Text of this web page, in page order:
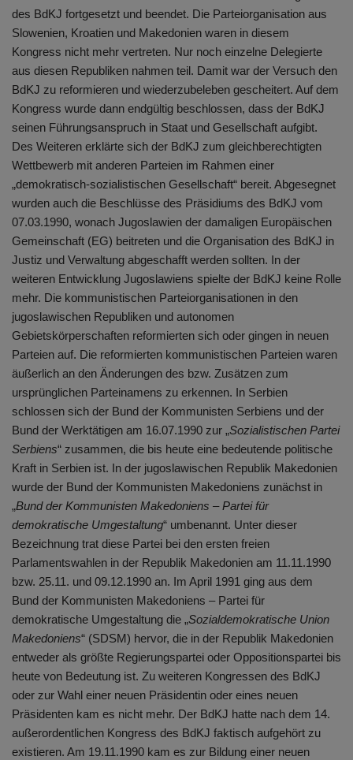
des BdKJ fortgesetzt und beendet. Die Parteiorganisation aus
Slowenien, Kroatien und Makedonien waren in diesem
Kongress nicht mehr vertreten. Nur noch einzelne Delegierte
aus diesen Republiken nahmen teil. Damit war der Versuch den
BdKJ zu reformieren und wiederzubeleben gescheitert. Auf dem
Kongress wurde dann endgültig beschlossen, dass der BdKJ
seinen Führungsanspruch in Staat und Gesellschaft aufgibt.
Des Weiteren erklärte sich der BdKJ zum gleichberechtigten
Wettbewerb mit anderen Parteien im Rahmen einer
„demokratisch-sozialistischen Gesellschaft“ bereit. Abgesegnet
wurden auch die Beschlüsse des Präsidiums des BdKJ vom
07.03.1990, wonach Jugoslawien der damaligen Europäischen
Gemeinschaft (EG) beitreten und die Organisation des BdKJ in
Justiz und Verwaltung abgeschafft werden sollten. In der
weiteren Entwicklung Jugoslawiens spielte der BdKJ keine Rolle
mehr. Die kommunistischen Parteiorganisationen in den
jugoslawischen Republiken und autonomen
Gebietskörperschaften reformierten sich oder gingen in neuen
Parteien auf. Die reformierten kommunistischen Parteien waren
äußerlich an den Änderungen des bzw. Zusätzen zum
ursprünglichen Parteinamens zu erkennen. In Serbien
schlossen sich der Bund der Kommunisten Serbiens und der
Bund der Werktätigen am 16.07.1990 zur „Sozialistischen Partei
Serbiens“ zusammen, die bis heute eine bedeutende politische
Kraft in Serbien ist. In der jugoslawischen Republik Makedonien
wurde der Bund der Kommunisten Makedoniens zunächst in
„Bund der Kommunisten Makedoniens – Partei für
demokratische Umgestaltung“ umbenannt. Unter dieser
Bezeichnung trat diese Partei bei den ersten freien
Parlamentswahlen in der Republik Makedonien am 11.11.1990
bzw. 25.11. und 09.12.1990 an. Im April 1991 ging aus dem
Bund der Kommunisten Makedoniens – Partei für
demokratische Umgestaltung die „Sozialdemokratische Union
Makedoniens“ (SDSM) hervor, die in der Republik Makedonien
entweder als größte Regierungspartei oder Oppositionspartei bis
heute von Bedeutung ist. Zu weiteren Kongressen des BdKJ
oder zur Wahl einer neuen Präsidentin oder eines neuen
Präsidenten kam es nicht mehr. Der BdKJ hatte nach dem 14.
außerordentlichen Kongress des BdKJ faktisch aufgehört zu
existieren. Am 19.11.1990 kam es zur Bildung einer neuen